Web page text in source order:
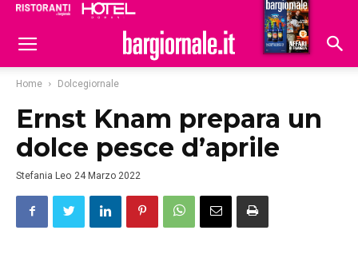
Hoteldomani
Home Dolcegiornale
Ernst Knam prepara un
dolce pesce d’aprile
Stefania Leo 24 Marzo 2022